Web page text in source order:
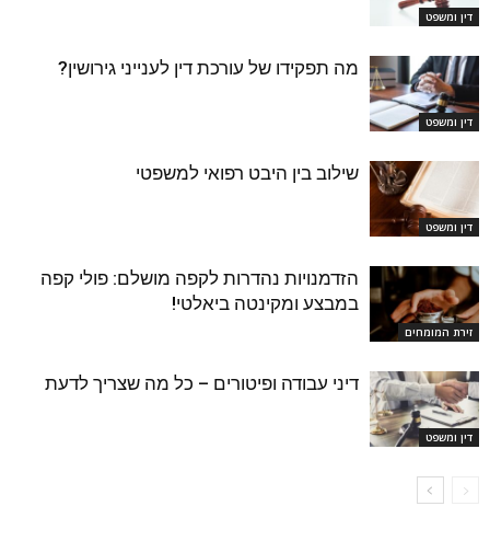
דין ומשפט
דין ומשפט
מה תפקידו של עורכת דין לענייני גירושין?
דין ומשפט
שילוב בין היבט רפואי למשפטי
זירת המומחים
הזדמנויות נהדרות לקפה מושלם: פולי קפה
במבצע ומקינטה ביאלטי!
דין ומשפט
דיני עבודה ופיטורים – כל מה שצריך לדעת